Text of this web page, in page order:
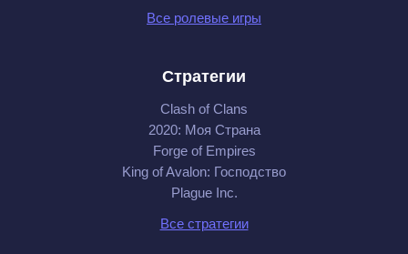
Все ролевые игры
Стратегии
Clash of Clans
2020: Моя Cтрана
Forge of Empires
King of Avalon: Господство
Plague Inc.
Все стратегии